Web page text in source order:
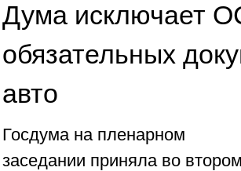
Дума исключает
обязательных
авто
Госдума на пленарном
заседании приняла во